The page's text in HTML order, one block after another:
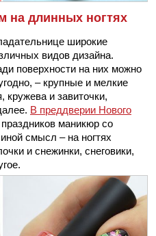
на длинных ногтях
широкие
видов дизайна.
поверхности на них можно
– крупные и мелкие
и завиточки,
В преддверии Нового
маникюр со
смысл – на ногтях
и снежинки, снеговики,